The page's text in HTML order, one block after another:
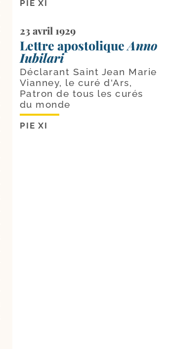
PIE XI
23 avril 1929
Lettre apostoliqueAnno
Iubilari
Déclarant Saint Jean Marie
Vianney, le curé d'Ars,
Patron de tous les curés
du monde
PIE XI